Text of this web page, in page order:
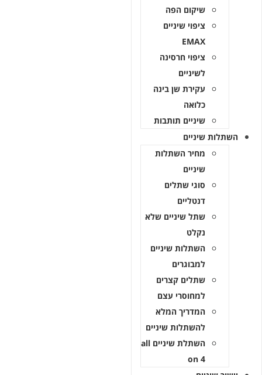
שיקום הפה
ציפוי שיניים
EMAX
ציפוי חרסינה
לשיניים
עקירת שן בינה
כלואה
שיניים תותבות
השתלות שיניים
מחיר השתלות
שיניים
סוגי שתלים
דנטליים
שתל שיניים שלא
נקלט
השתלות שיניים
למבוגרים
שתלים קצרים
למחוסרי עצם
המדריך המלא
להשתלות שיניים
השתלת שיניים all
on 4